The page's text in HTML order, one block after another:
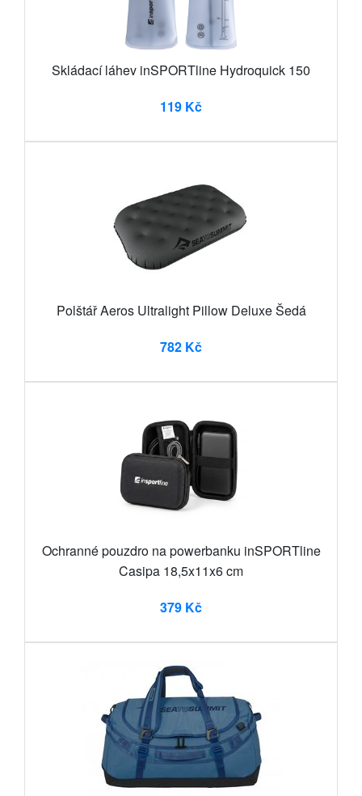
Skládací láhev inSPORTline Hydroquick 150
119 Kč
Polštář Aeros Ultralight Pillow Deluxe Šedá
782 Kč
Ochranné pouzdro na powerbanku inSPORTline
Casipa 18,5x11x6 cm
379 Kč